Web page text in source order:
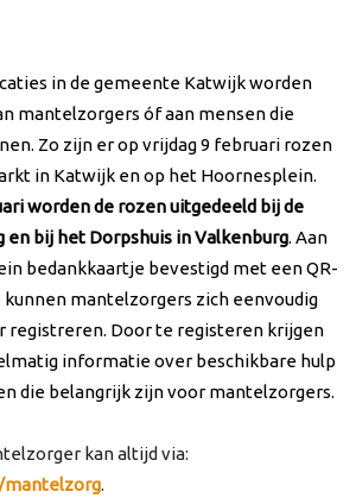
in de gemeente Katwijk worden
mantelzorgers óf aan mensen die
Zo zijn er op vrijdag 9 februari rozen
in Katwijk en op het Hoornesplein.
worden de rozen uitgedeeld bij de
en bij het Dorpshuis in Valkenburg. Aan
bedankkaartje bevestigd met een QR-
kunnen mantelzorgers zich eenvoudig
registreren. Door te registeren krijgen
informatie over beschikbare hulp
die belangrijk zijn voor mantelzorgers.
kan altijd via:
.